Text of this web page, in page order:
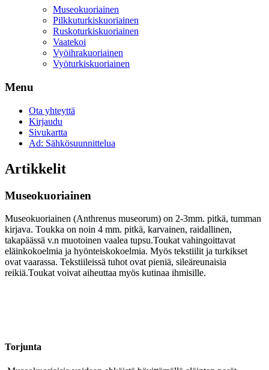
Museokuoriainen
Pilkkuturkiskuoriainen
Ruskoturkiskuoriainen
Vaatekoi
Vyöihrakuoriainen
Vyöturkiskuoriainen
Menu
Ota yhteyttä
Kirjaudu
Sivukartta
Ad: Sähkösuunnittelua
Artikkelit
Museokuoriainen
Museokuoriainen (Anthrenus museorum) on 2-3mm. pitkä, tumman
kirjava. Toukka on noin 4 mm. pitkä, karvainen, raidallinen,
takapäässä v.n muotoinen vaalea tupsu.Toukat vahingoittavat
eläinkokoelmia ja hyönteiskokoelmia. Myös tekstiilit ja turkikset
ovat vaarassa. Tekstiileissä tuhot ovat pieniä, sileäreunaisia
reikiä.Toukat voivat aiheuttaa myös kutinaa ihmisille.
Torjunta